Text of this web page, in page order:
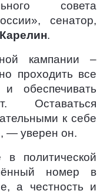
совета
сенатор,
.
кампании –
проходить все
обеспечивать
Оставаться
к себе
— уверен он.
политической
номер в
а честность и